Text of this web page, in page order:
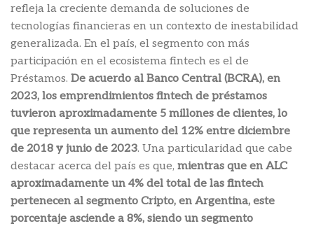
refleja la creciente demanda de soluciones de
tecnologías financieras en un contexto de inestabilidad
generalizada. En el país, el segmento con más
participación en el ecosistema fintech es el de
Préstamos. De acuerdo al Banco Central (BCRA), en
2023, los emprendimientos fintech de préstamos
tuvieron aproximadamente 5 millones de clientes, lo
que representa un aumento del 12% entre diciembre
de 2018 y junio de 2023. Una particularidad que cabe
destacar acerca del país es que, mientras que en ALC
aproximadamente un 4% del total de las fintech
pertenecen al segmento Cripto, en Argentina, este
porcentaje asciende a 8%, siendo un segmento